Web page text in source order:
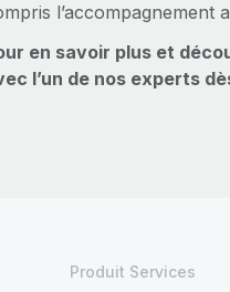
l’accompagnement
en savoir plus et
l’un de nos experts
Produit Services